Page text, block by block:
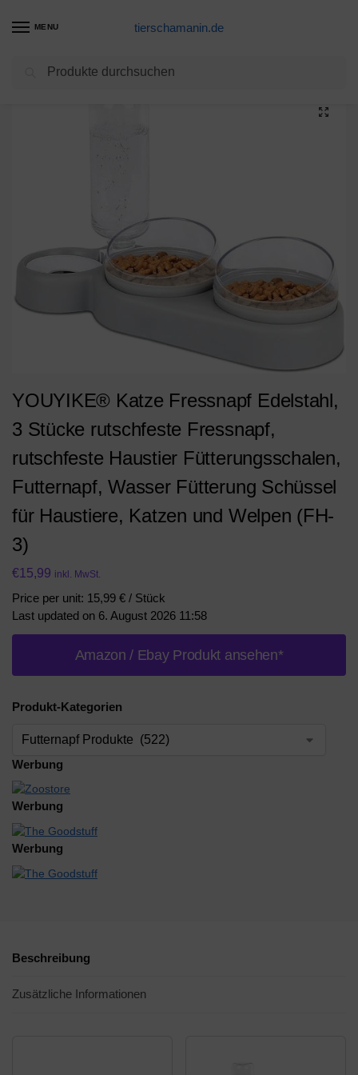
MENU tierschamanin.de
Futternapf Produkte / YOUYIKE® Katze Fressnapf Edelstahl, 3 Stücke rutschfeste Fressnapf, rutschfeste Haustier Fütterungsschalen, Futternapf, Wasser Fütterung Schüssel für Haustiere, Katzen und Welpen (FH-3)
YOUYIKE® Katze Fressnapf Edelstahl,
3 Stücke rutschfeste Fressnapf,
rutschfeste Haustier Fütterungsschalen,
Futternapf, Wasser Fütterung Schüssel
für Haustiere, Katzen und Welpen (FH-
3)
€15,99 inkl. MwSt.
Price per unit: 15,99 € / Stück
Last updated on 6. August 2026 11:58
Amazon / Ebay Produkt ansehen*
Produkt-Kategorien
Werbung
Werbung
Werbung
Beschreibung
Zusätzliche Informationen